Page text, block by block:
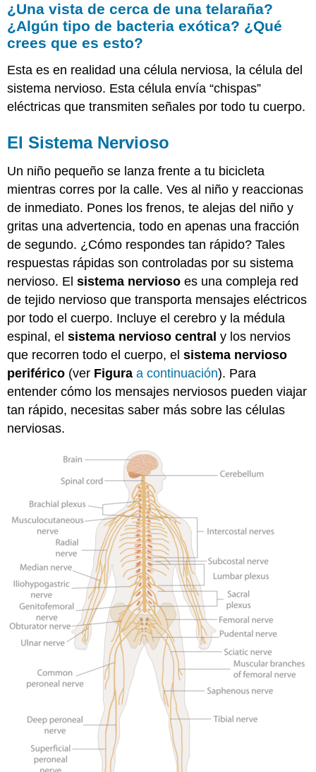
¿Una vista de cerca de una telaraña?
¿Algún tipo de bacteria exótica? ¿Qué
crees que es esto?
Esta es en realidad una célula nerviosa, la célula del
sistema nervioso. Esta célula envía “chispas”
eléctricas que transmiten señales por todo tu cuerpo.
El Sistema Nervioso
Un niño pequeño se lanza frente a tu bicicleta
mientras corres por la calle. Ves al niño y reaccionas
de inmediato. Pones los frenos, te alejas del niño y
gritas una advertencia, todo en apenas una fracción
de segundo. ¿Cómo respondes tan rápido? Tales
respuestas rápidas son controladas por su sistema
nervioso. Elsistema nervioso es una compleja red
de tejido nervioso que transporta mensajes eléctricos
por todo el cuerpo. Incluye el cerebro y la médula
espinal, elsistema nervioso central y los nervios
que recorren todo el cuerpo, elsistema nervioso
periférico (ver Figura a continuación). Para
entender cómo los mensajes nerviosos pueden viajar
tan rápido, necesitas saber más sobre las células
nerviosas.